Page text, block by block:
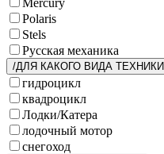
Polaris
Stels
Русская механика
/ДЛЯ КАКОГО ВИДА ТЕХНИКИ
гидроцикл
квадроцикл
Лодки/Катера
лодочный мотор
снегоход